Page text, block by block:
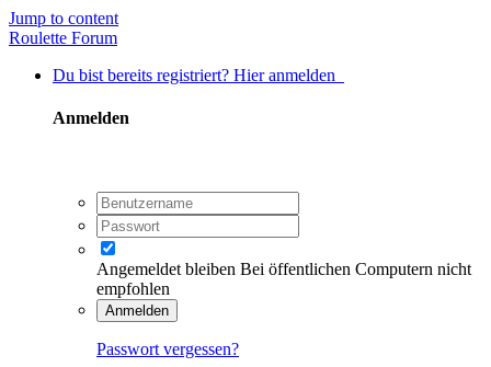
Jump to content
Roulette Forum
Du bist bereits registriert? Hier anmelden
Anmelden
Angemeldet bleiben Bei öffentlichen Computern nicht
empfohlen
Anmelden
Passwort vergessen?